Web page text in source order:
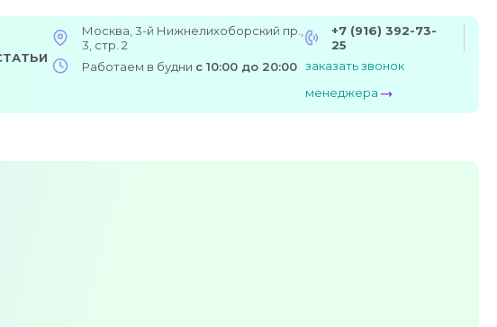
Москва, 3-й Нижнелихоборский пр.,
3, стр. 2
Работаем в будни с 10:00 до 20:00
+7 (916) 392-73-
25
заказать звонок
менеджера